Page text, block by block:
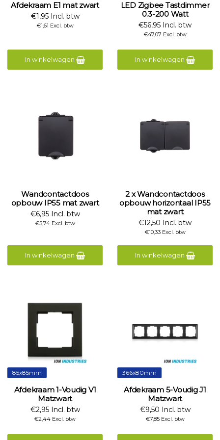
Afdekraam E1 mat zwart
€1,95 Incl. btw
€1,61 Excl. btw
In winkelwagen
LED Zigbee Tastdimmer
0.3-200 Watt
€56,95 Incl. btw
€47,07 Excl. btw
In winkelwagen
Wandcontactdoos
opbouw IP55 mat zwart
€6,95 Incl. btw
€5,74 Excl. btw
In winkelwagen
2 x Wandcontactdoos
opbouw horizontaal IP55
mat zwart
€12,50 Incl. btw
€10,33 Excl. btw
In winkelwagen
85x85mm
Afdekraam 1-Voudig V1
Matzwart
€2,95 Incl. btw
€2,44 Excl. btw
366x80mm
Afdekraam 5-Voudig J1
Matzwart
€9,50 Incl. btw
€7,85 Excl. btw